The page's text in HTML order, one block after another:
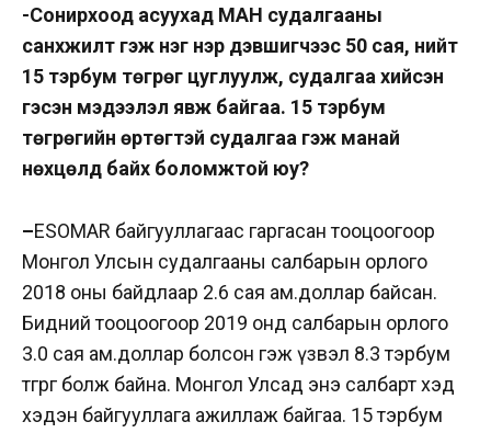
-Сонирхоод асуухад МАН судалгааны
санхүүжилт гэж нэг нэр дэвшигчээс 50 сая, нийт
15 тэрбум төгрөг цуглуулж, судалгаа хийсэн
гэсэн мэдээлэл явж байгаа. 15 тэрбум
төгрөгийн өртөгтэй судалгаа гэж манай
нөхцөлд байх боломжтой юу?
–ESOMAR байгууллагаас гаргасан тооцоогоор
Монгол Улсын судалгааны салбарын орлого
2018 оны байдлаар 2.6 сая ам.доллар байсан.
Бидний тооцоогоор 2019 онд салбарын орлого
3.0 сая ам.доллар болсон гэж үзвэл 8.3 тэрбум
төгрөг болж байна. Монгол Улсад энэ салбарт хэд
хэдэн байгууллага ажиллаж байгаа. 15 тэрбум